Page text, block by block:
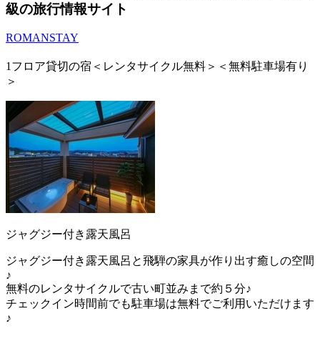
級の旅行情報サイト
ROMANSTAY
1フロア貸切の宿＜レンタサイクル無料＞＜無料駐車場有り
＞
ジャグジー付き露天風呂
ジャグジー付き露天風呂と飛騨の家具が作り出す癒しの空間
♪
無料のレンタサイクルで古い町並みまで約５分♪
チェックイン時間前でも駐車場は無料でご利用いただけます
♪